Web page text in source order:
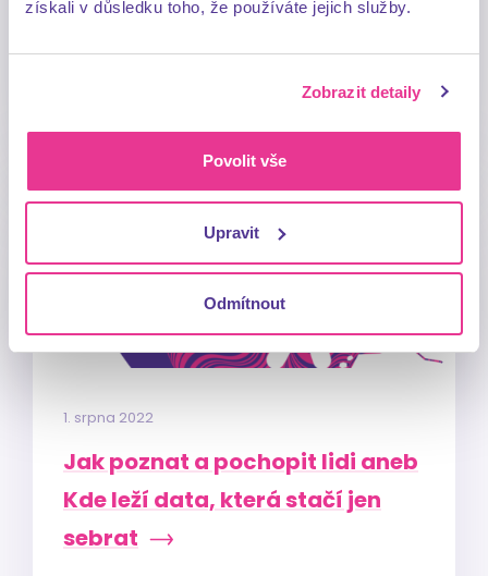
získali v důsledku toho, že používáte jejich služby.
Zobrazit detaily
Povolit vše
Upravit
Odmítnout
1. srpna 2022
Jak poznat a pochopit lidi aneb
Kde leží data, která stačí jen
sebrat